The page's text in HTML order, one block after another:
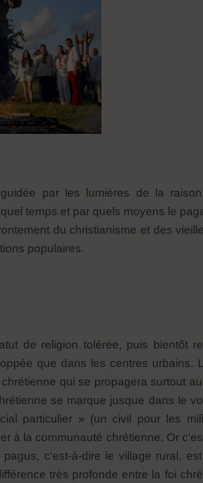
par les lumières de la
temps et par quels moyens le
du christianisme et des
populaires.
de religion tolérée, puis bientôt
que dans les centres urbains.
qui se propagera surtout
se marque jusque dans le
particulier » (un civil pour les
à la communauté chrétienne. Or
c'est-à-dire le village rural,
très profonde entre la foi